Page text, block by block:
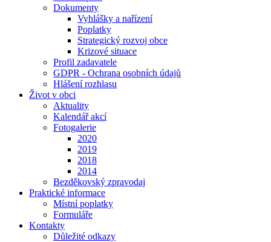
Dokumenty
Vyhlášky a nařízení
Poplatky
Strategický rozvoj obce
Krizové situace
Profil zadavatele
GDPR - Ochrana osobních údajů
Hlášení rozhlasu
Život v obci
Aktuality
Kalendář akcí
Fotogalerie
2020
2019
2018
2014
Bezděkovský zpravodaj
Praktické informace
Místní poplatky
Formuláře
Kontakty
Důležité odkazy